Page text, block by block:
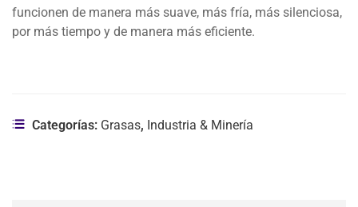
funcionen de manera más suave, más fría, más silenciosa,
por más tiempo y de manera más eficiente.
Categorías: Grasas, Industria & Minería